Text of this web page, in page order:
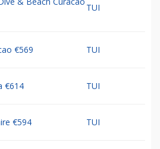
TUI
€569 TUI
€614 TUI
€594 TUI